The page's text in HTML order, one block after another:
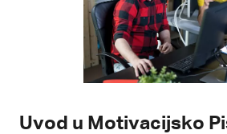
Uvod u Motivacijsko